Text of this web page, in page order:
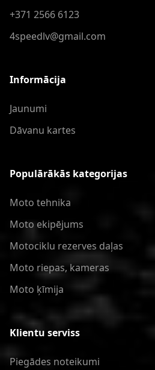
+371 2566 6123
4speedlv@gmail.com
Informācija
Jaunumi
Dāvanu kartes
Populārākās kategorijas
Moto tehnika
Moto ekipējums
Motociklu rezerves daļas
Moto riepas, kameras
Moto ķīmija
Klientu serviss
Piegādes noteikumi